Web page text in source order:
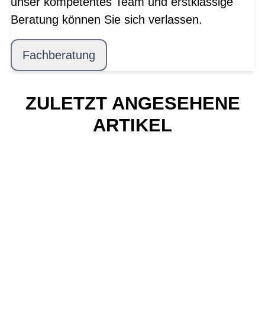
Beratung können Sie sich verlassen.
Fachberatung
ZULETZT ANGESEHENE
ARTIKEL